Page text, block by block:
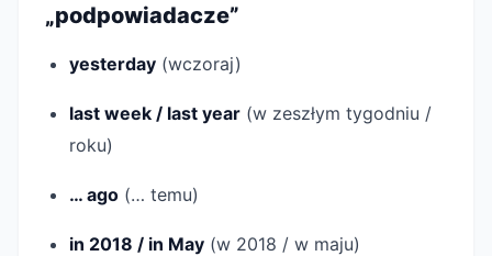
„podpowiadacze”
yesterday(wczoraj)
last week / last year(w zeszłym tygodniu /
roku)
… ago(… temu)
in 2018 / in May(w 2018 / w maju)